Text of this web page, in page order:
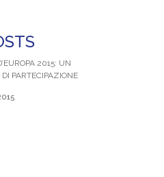
2015: UN
DI PARTECIPAZIONE